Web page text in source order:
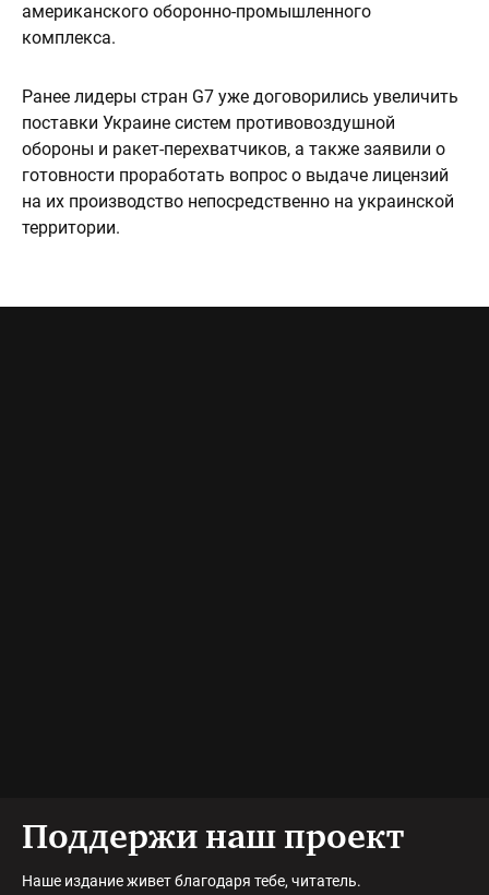
американского оборонно-промышленного
комплекса.
Ранее лидеры стран G7 уже договорились увеличить
поставки Украине систем противовоздушной
обороны и ракет-перехватчиков, а также заявили о
готовности проработать вопрос о выдаче лицензий
на их производство непосредственно на украинской
территории.
Поддержи наш проект
Наше издание живет благодаря тебе, читатель.